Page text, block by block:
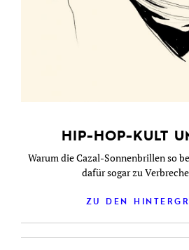
HIP-HOP-KULT
Warum die Cazal-Sonnenbrillen so
dafür sogar zu
ZU DEN